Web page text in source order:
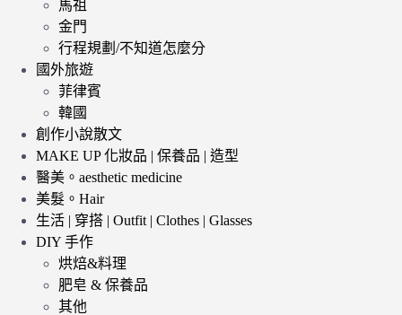
馬祖
金門
行程規劃/不知道怎麼分
國外旅遊
菲律賓
韓國
創作小說散文
MAKE UP 化妝品 | 保養品 | 造型
醫美。aesthetic medicine
美髮。Hair
生活 | 穿搭 | Outfit | Clothes | Glasses
DIY 手作
烘焙&料理
肥皂 & 保養品
其他